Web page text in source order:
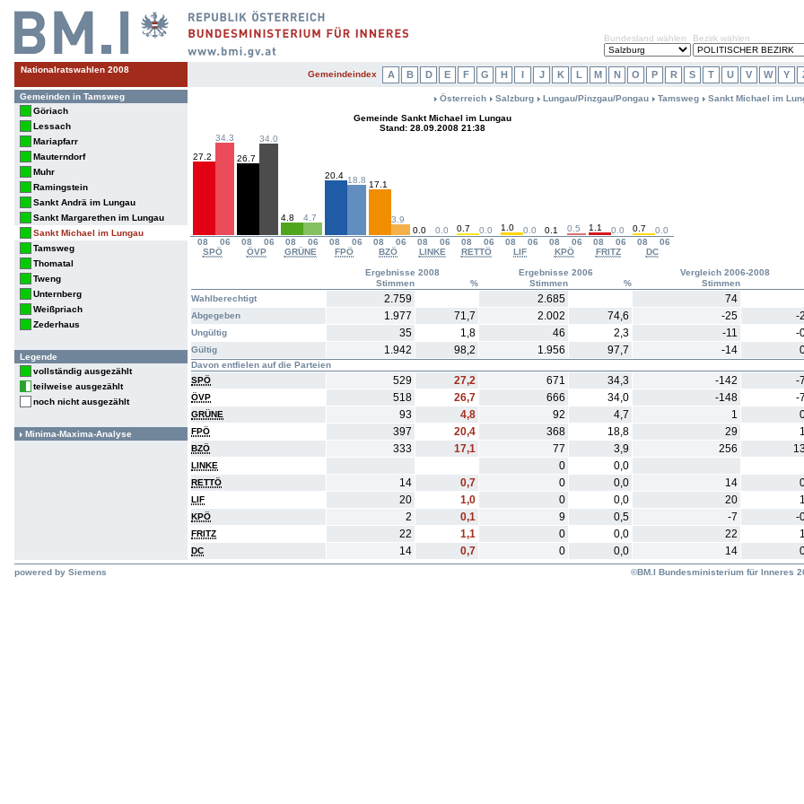
Nationalratswahlen 2008
Bundesland wählen Bezirk wählen
Gemeindeindex A B D E F G H I J K L M N O P R S T U V W Y
Gemeinden in Tamsweg
Göriach
Lessach
Mariapfarr
Mauterndorf
Muhr
Ramingstein
Sankt Andrä im Lungau
Sankt Margarethen im Lungau
Sankt Michael im Lungau
Tamsweg
Thomatal
Tweng
Unternberg
Weißpriach
Zederhaus
Legende
vollständig ausgezählt
teilweise ausgezählt
noch nicht ausgezählt
Minima-Maxima-Analyse
Österreich Salzburg Lungau/Pinzgau/Pongau Tamsweg
Sankt Michael im
Gemeinde Sankt Michael im Lungau
Stand: 28.09.2008 21:38
08 06 08 06 08 06 08 06 08 06 08 06 08 06 08 06 08 06 08 06 08
06
SPÖ
ÖVP GRÜNE FPÖ BZÖ LINKE RETTÖ LIF KPÖ FRITZ DC
27.2
34.3
26.7
34.0
4.8 4.7
20.4 18.8 17.1
3.9
0.0
0.0 0.7 0.0 1.0 0.0 0.1 0.5 1.1 0.0 0.7 0.0
Ergebnisse 2008 Ergebnisse 2006
Vergleich 2006-2008
Stimmen
% Stimmen % Stimmen
Wahlberechtigt
2.759 2.685 74
Abgegeben 1.977 71,7 2.002 74,6 -25 -
Ungültig 35 1,8 46 2,3 -11 -
Gültig 1.942 98,2 1.956 97,7 -14
Davon entfielen auf die Parteien
SPÖ
529 27,2 671 34,3 -142 -
ÖVP 518 26,7 666 34,0 -148 -
GRÜNE 93 4,8 92 4,7 1
FPÖ 397 20,4 368 18,8 29
BZÖ 333 17,1 77 3,9 256
LINKE 0 0,0
RETTÖ 14 0,7 0 0,0 14
LIF 20 1,0 0 0,0 20
KPÖ 2 0,1 9 0,5 -7 -
FRITZ 22 1,1 0 0,0 22
DC 14 0,7 0 0,0 14
powered by Siemens ©BM.I Bundesministerium für Inneres